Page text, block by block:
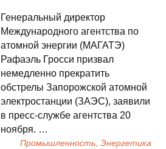
Генеральный директор
Международного агентства по
атомной энергии (МАГАТЭ)
Рафаэль Гросси призвал
немедленно прекратить
обстрелы Запорожской атомной
электростанции (ЗАЭС), заявили
в пресс-службе агентства 20
ноября. …
Промышленность, Энергетика